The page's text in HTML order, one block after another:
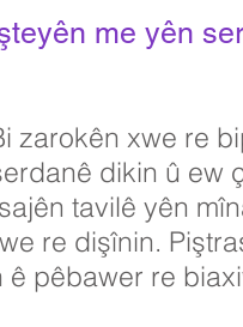
me yên
zarokên xwe re
dikin û ew
tavilê yên
re dişînin.
pêbawer re